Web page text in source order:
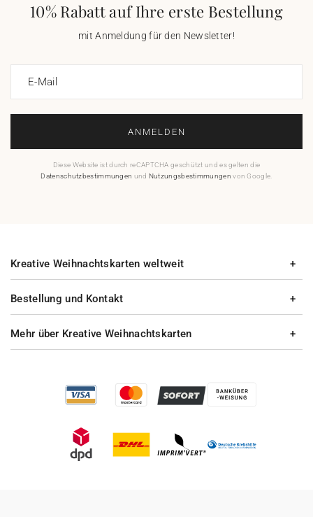
10% Rabatt auf Ihre erste Bestellung
mit Anmeldung für den Newsletter!
E-Mail
ANMELDEN
Diese Website ist durch reCAPTCHA geschützt und es gelten die
Datenschutzbestimmungen und Nutzungsbestimmungen von Google.
Bestellung und Kontakt
Mehr über Kreative Weihnachtskarten
Kreative Weihnachtskarten weltweit